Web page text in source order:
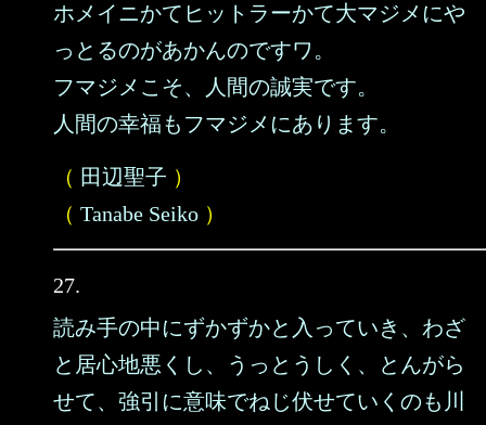
ホメイニかてヒットラーかて大マジメにや
っとるのがあかんのですワ。
フマジメこそ、人間の誠実です。
人間の幸福もフマジメにあります。
（ 田辺聖子 ）
（ Tanabe Seiko ）
27.
読み手の中にずかずかと入っていき、わざ
と居心地悪くし、うっとうしく、とんがら
せて、強引に意味でねじ伏せていくのも川